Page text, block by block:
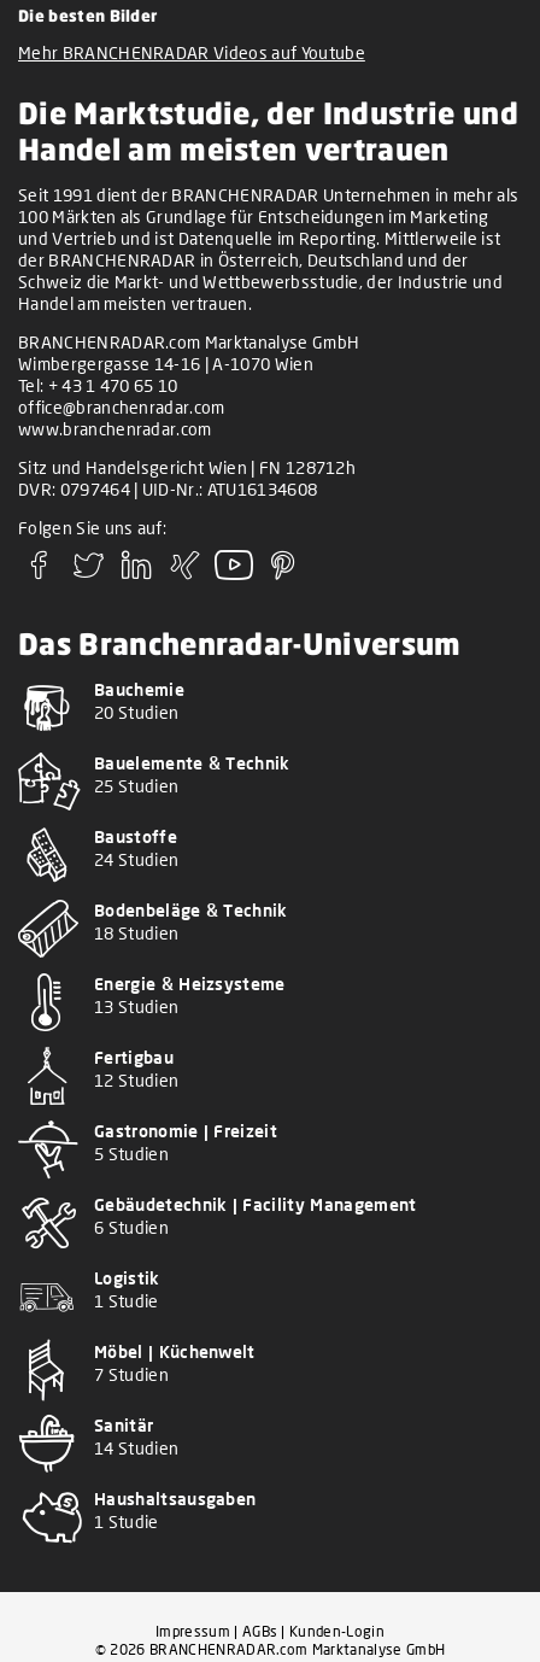
Die besten Bilder
Mehr BRANCHENRADAR Videos auf Youtube
Die Marktstudie, der Industrie und
Handel am meisten vertrauen
Seit 1991 dient der BRANCHENRADAR Unternehmen in mehr als
100 Märkten als Grundlage für Entscheidungen im Marketing
und Vertrieb und ist Datenquelle im Reporting. Mittlerweile ist
der BRANCHENRADAR in Österreich, Deutschland und der
Schweiz die Markt- und Wettbewerbsstudie, der Industrie und
Handel am meisten vertrauen.
BRANCHENRADAR.com Marktanalyse GmbH
Wimbergergasse 14-16 | A-1070 Wien
Tel: + 43 1 470 65 10
office@branchenradar.com
www.branchenradar.com
Sitz und Handelsgericht Wien | FN 128712h
DVR: 0797464 | UID-Nr.: ATU16134608
Folgen Sie uns auf:
Das Branchenradar-Universum
Bauchemie
20 Studien
Bauelemente & Technik
25 Studien
Baustoffe
24 Studien
Bodenbeläge & Technik
18 Studien
Energie & Heizsysteme
13 Studien
Fertigbau
12 Studien
Gastronomie | Freizeit
5 Studien
Gebäudetechnik | Facility Management
6 Studien
Logistik
1 Studie
Möbel | Küchenwelt
7 Studien
Sanitär
14 Studien
Haushaltsausgaben
1 Studie
Impressum | AGBs | Kunden-Login
© 2026 BRANCHENRADAR.com Marktanalyse GmbH